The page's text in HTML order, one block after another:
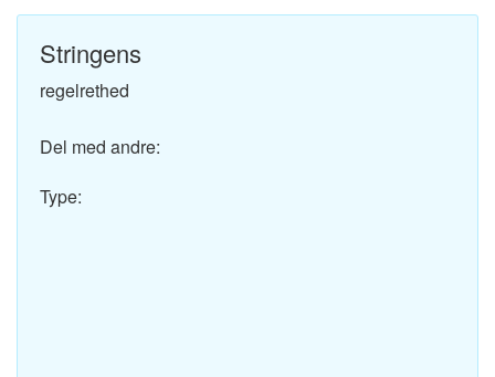
Stringens
regelrethed
Del med andre:
Type: